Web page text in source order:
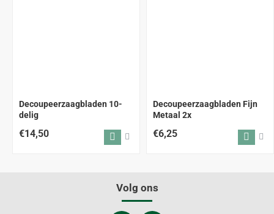
Decoupeerzaagbladen 10-
delig
€14,50
Decoupeerzaagbladen Fijn
Metaal 2x
€6,25
Volg ons